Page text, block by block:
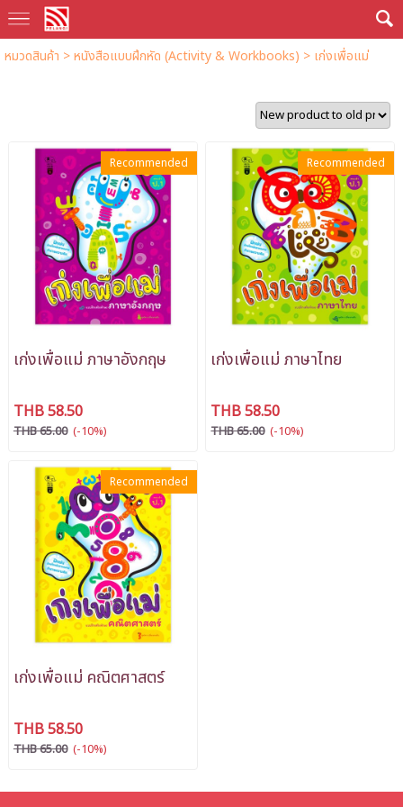
หมวดสินค้า >หนังสือแบบฝึกหัด (Activity & Workbooks) > เก่งเพื่อแม่
Recommended
เก่งเพื่อแม่ ภาษาอังกฤษ
THB 58.50
THB 65.00 (-10%)
Recommended
เก่งเพื่อแม่ ภาษาไทย
THB 58.50
THB 65.00 (-10%)
Recommended
เก่งเพื่อแม่ คณิตศาสตร์
THB 58.50
THB 65.00 (-10%)